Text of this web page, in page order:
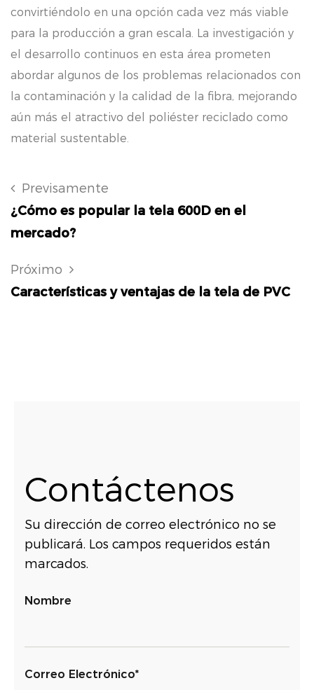
convirtiéndolo en una opción cada vez más viable
para la producción a gran escala. La investigación y
el desarrollo continuos en esta área prometen
abordar algunos de los problemas relacionados con
la contaminación y la calidad de la fibra, mejorando
aún más el atractivo del poliéster reciclado como
material sustentable.
Previsamente
¿Cómo es popular la tela 600D en el
mercado?
Próximo
Características y ventajas de la tela de PVC
Contáctenos
Su dirección de correo electrónico no se
publicará. Los campos requeridos están
marcados.
Nombre
Correo Electrónico*